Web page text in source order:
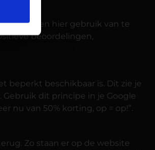
proberen hier gebruik van te
beoordelingen,
beperkt beschikbaar is. Dit zie je
dit principe in je Google
nu van 50% korting, op = op!”.
Zo staan er op de website